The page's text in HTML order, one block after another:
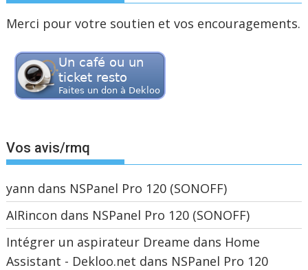
Merci pour votre soutien et vos encouragements.
Vos avis/rmq
yann dans NSPanel Pro 120 (SONOFF)
AIRincon dans NSPanel Pro 120 (SONOFF)
Intégrer un aspirateur Dreame dans Home
Assistant - Dekloo.net dans NSPanel Pro 120